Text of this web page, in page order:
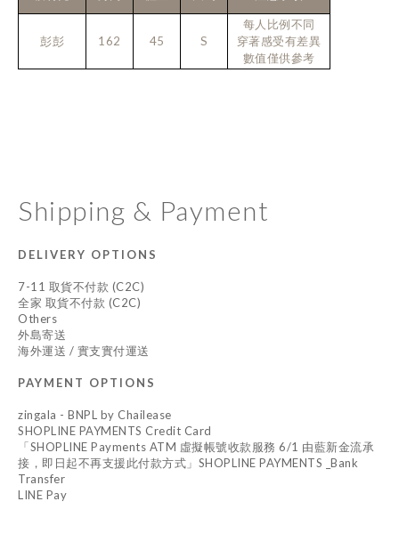
彭彭 162 45 S
每人比例不同
穿著感受有差異
數值僅供參考
Shipping & Payment
DELIVERY OPTIONS
7-11 取貨不付款 (C2C)
全家 取貨不付款 (C2C)
Others
外島寄送
海外運送 / 實支實付運送
PAYMENT OPTIONS
zingala - BNPL by Chailease
SHOPLINE PAYMENTS Credit Card
「SHOPLINE Payments ATM 虛擬帳號收款服務 6/1 由藍新金流承
接，即日起不再支援此付款方式」SHOPLINE PAYMENTS _Bank
Transfer
LINE Pay